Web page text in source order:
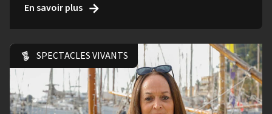
En savoir plus
SPECTACLES VIVANTS